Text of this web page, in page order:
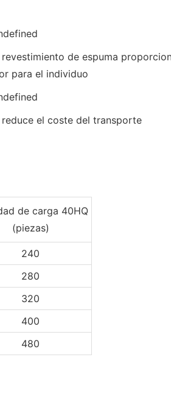
de espuma
para el individuo
el coste del transporte
de carga 40HQ
(piezas)
240
280
320
400
480